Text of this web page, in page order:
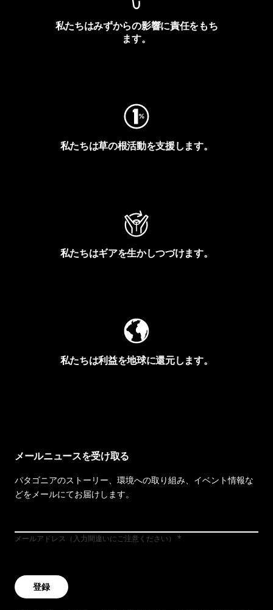
私たちはみずからの影響に責任をもち
ます。
私たちは草の根活動を支援します。
私たちはギアを生かしつづけます。
私たちは利益を地球に還元します。
メールニュースを受け取る
パタゴニアのストーリー、環境への取り組み、イベント情報な
どをメールにてお届けします。
メールアドレス（入力間違いにご注意ください）
登録